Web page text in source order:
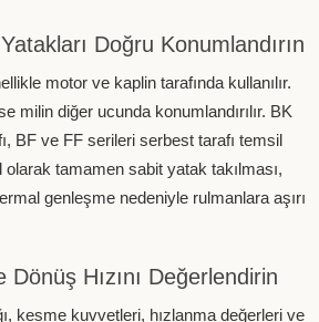
Doğru Konumlandırın
motor ve kaplin tarafında kullanılır.
milin diğer ucunda konumlandırılır. BK
BF ve FF serileri serbest tarafı temsil
tamamen sabit yatak takılması,
genleşme nedeniyle rulmanlara aşırı
Hızını Değerlendirin
kesme kuvvetleri, hızlanma değerleri ve